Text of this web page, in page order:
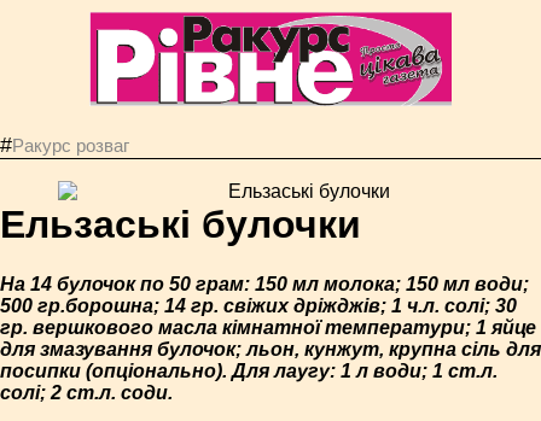
#Ракурс розваг
Ельзаські булочки
На 14 булочок по 50 грам: 150 мл молока; 150 мл води;
500 гр.борошна; 14 гр. свіжих дріжджів; 1 ч.л. солі; 30
гр. вершкового масла кімнатної температури; 1 яйце
для змазування булочок; льон, кунжут, крупна сіль для
посипки (опціонально). Для лаугу: 1 л води; 1 ст.л.
солі; 2 ст.л. соди.